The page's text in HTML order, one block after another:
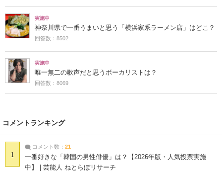
実施中
神奈川県で一番うまいと思う「横浜家系ラーメン店」はどこ？
回答数：8502
実施中
唯一無二の歌声だと思うボーカリストは？
回答数：8069
コメントランキング
1
コメント数： 21
一番好きな「韓国の男性俳優」は？【2026年版・人気投票実施
中】 | 芸能人 ねとらぼリサーチ